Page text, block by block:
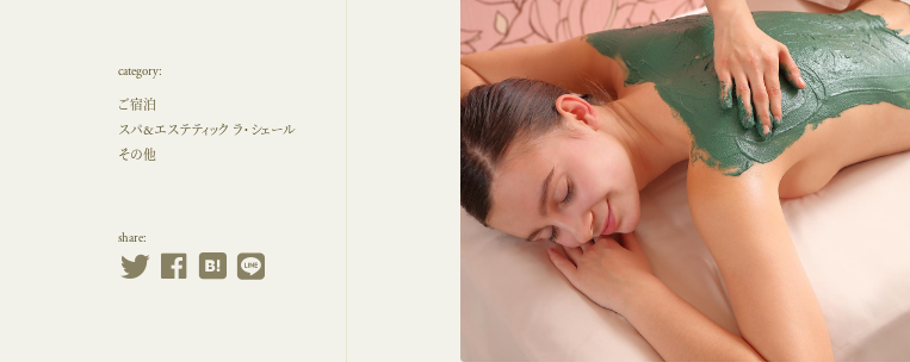
category:
ご宿泊
スパ&エステティック ラ・シェール
その他
share: